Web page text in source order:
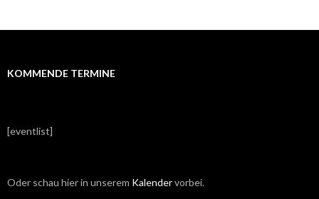
KOMMENDE TERMINE
[eventlist]
Oder schau hier in unserem Kalendervorbei.